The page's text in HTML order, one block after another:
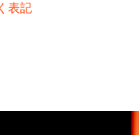
表記